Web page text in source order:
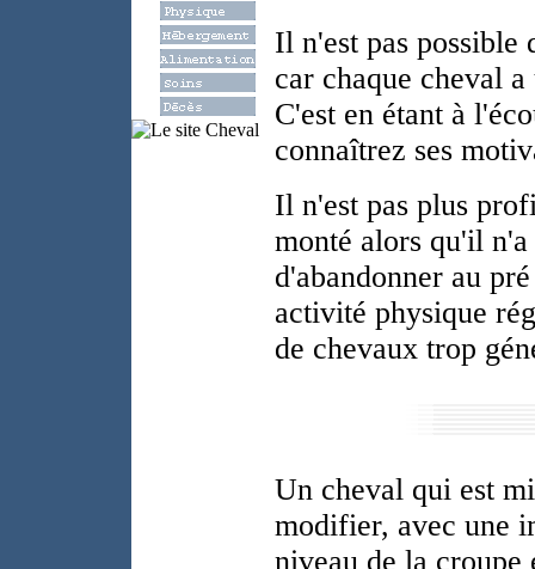
Il n'est pas possible
car chaque cheval
C'est en étant à
connaîtrez ses
Il n'est pas plus
monté alors qu'il
d'abandonner au
activité physique
de chevaux trop
Un cheval qui est
modifier, avec une
niveau de la croupe